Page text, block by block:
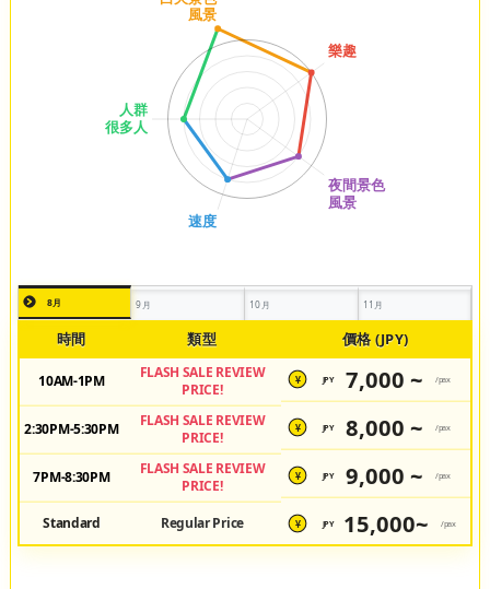
8月 9月 10月 11月
時間 類型 價格 (JPY)
10AM-1PM
FLASH SALE REVIEW
PRICE!
¥ JPY 7,000 ~ /pax
2:30PM-5:30PM
FLASH SALE REVIEW
PRICE!
¥ JPY 8,000 ~ /pax
7PM-8:30PM
FLASH SALE REVIEW
PRICE!
¥ JPY 9,000 ~ /pax
Standard Regular Price ¥ JPY 15,000~ /pax